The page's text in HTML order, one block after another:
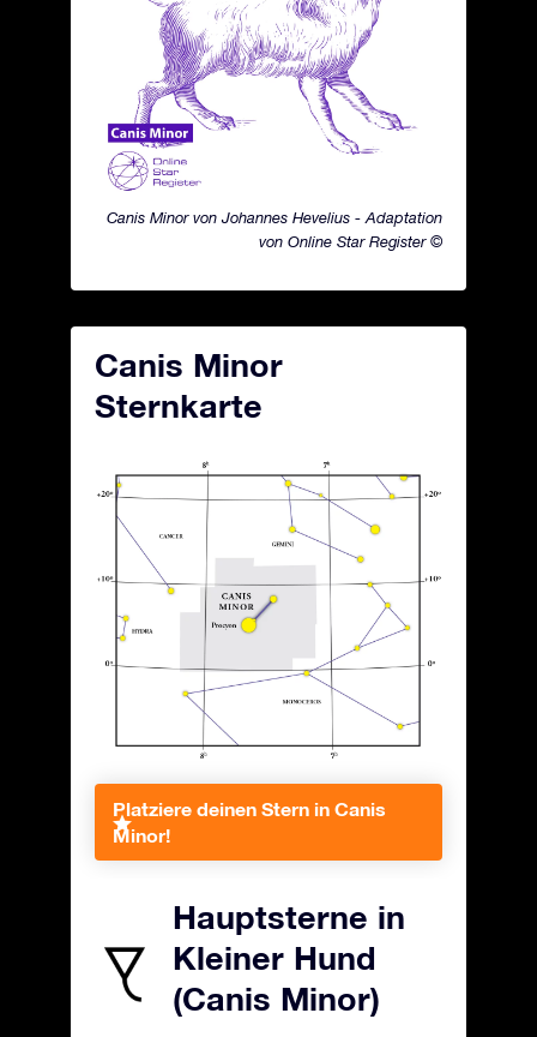
Canis Minor von Johannes Hevelius - Adaptation
von Online Star Register ©
Canis Minor
Sternkarte
Platziere deinen Stern in Canis
Minor!
Hauptsterne in
Kleiner Hund
(Canis Minor)